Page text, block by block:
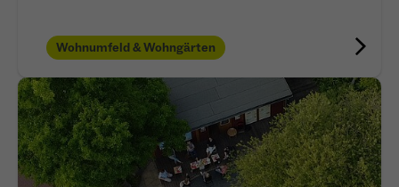
Wohnumfeld & Wohngärten